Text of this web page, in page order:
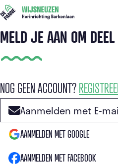
MELD JE AAN OM
NOG GEEN ACCOUNT?
Aanmelden met E-
AANMELDEN MET GOOGLE
AANMELDEN MET FACEBOOK